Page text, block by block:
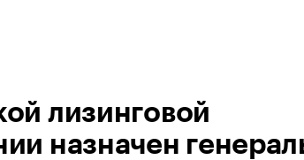
лизинговой
назначен